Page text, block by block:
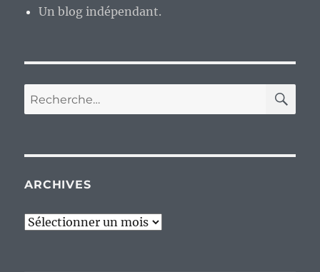
Un blog indépendant.
Recherche
pour :
ARCHIVES
Archives